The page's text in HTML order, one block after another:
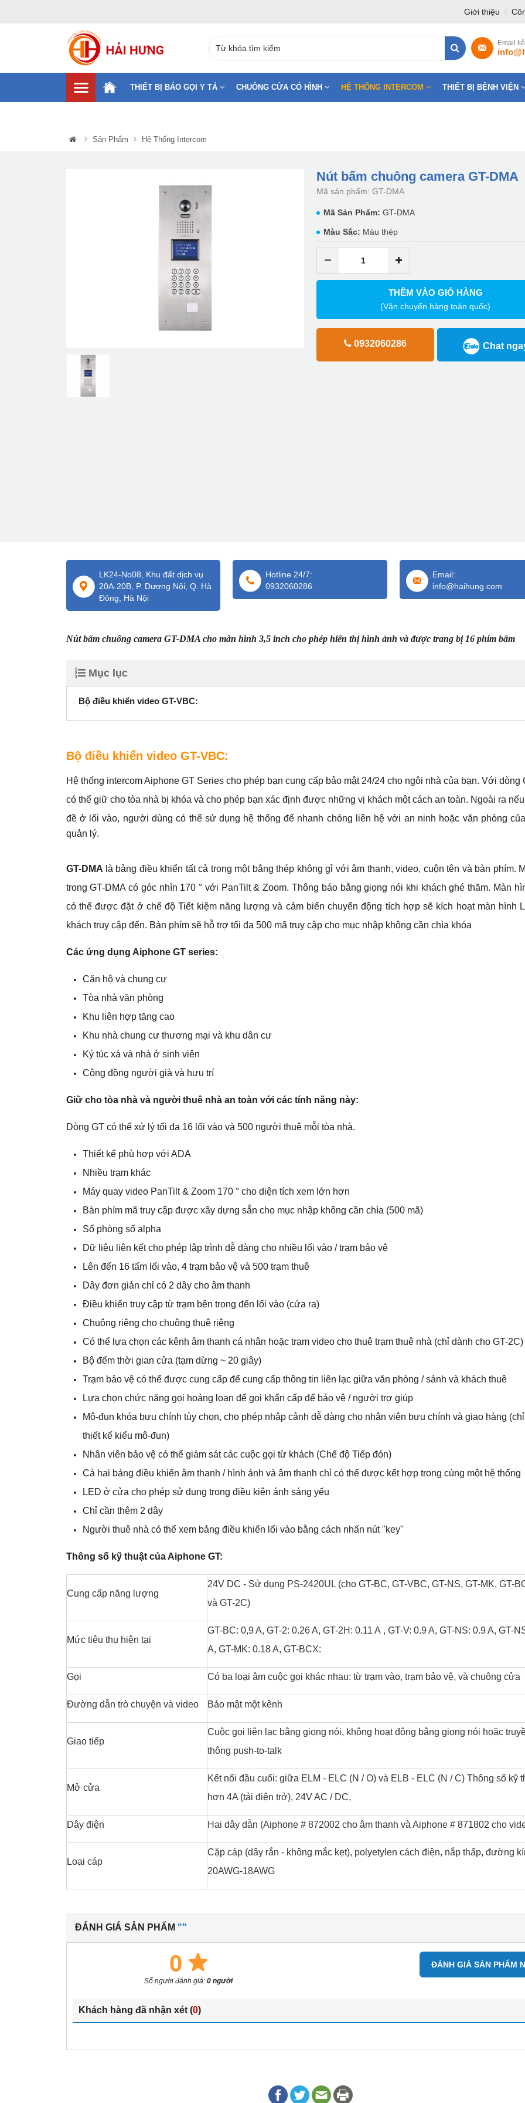
Giới thiệu
Email
THIẾT BỊ BÁO GỌI Y TÁ CHUÔNG CỬA CÓ HÌNH HỆ THỐNG INTERCOM THIẾT BỊ BỆNH VIỆN
Sản Phẩm Hệ Thống Intercom
Nút bấm chuông camera GT-DMA
Mã sản phẩm: GT-DMA
Mã Sản Phẩm: GT-DMA
Màu Sắc: Màu thép
THÊM VÀO GIỎ HÀNG
(Vận chuyển hàng toàn quốc)
0932060286 Chat
LK24-No08, Khu đất dịch vụ
20A-20B, P. Dương Nội, Q. Hà
Đông, Hà Nội
Hotline 24/7:
0932060286
Email:
info@haihung.com
Nút bấm chuông camera GT-DMA cho màn hình 3,5 inch cho phép hiển thị hình ảnh và được trang bị 16 phím bấm
Mục lục
Bộ điều khiển video GT-VBC:
Bộ điều khiển video GT-VBC:
Hệ thống intercom Aiphone GT Series cho phép bạn cung cấp bảo mật 24/24 cho ngôi nhà của bạn. Với dòng
có thể giữ cho tòa nhà bị khóa và cho phép bạn xác định được những vị khách một cách an toàn. Ngoài ra
đề ở lối vào, người dùng có thể sử dụng hệ thống để nhanh chóng liên hệ với an ninh hoặc văn phòng
quản lý.
GT-DMA là bảng điều khiển tất cả trong một bằng thép không gỉ với âm thanh, video, cuộn tên và bàn phím.
trong GT-DMA có góc nhìn 170 ° với PanTilt & Zoom. Thông báo bằng giọng nói khi khách ghé thăm. Màn
có thể được đặt ở chế độ Tiết kiệm năng lượng và cảm biến chuyển động tích hợp sẽ kích hoạt màn hình
khách truy cập đến. Bàn phím sẽ hỗ trợ tối đa 500 mã truy cập cho mục nhập không cần chìa khóa
Các ứng dụng Aiphone GT series:
Căn hộ và chung cư
Tòa nhà văn phòng
Khu liên hợp tăng cao
Khu nhà chung cư thương mại và khu dân cư
Ký túc xá và nhà ở sinh viên
Cộng đồng người già và hưu trí
Giữ cho tòa nhà và người thuê nhà an toàn với các tính năng này:
Dòng GT có thể xử lý tối đa 16 lối vào và 500 người thuê mỗi tòa nhà.
Thiết kế phù hợp với ADA
Nhiều trạm khác
Máy quay video PanTilt & Zoom 170 ° cho diện tích xem lớn hơn
Bàn phím mã truy cập được xây dựng sẵn cho mục nhập không cần chìa (500 mã)
Số phòng số alpha
Dữ liệu liên kết cho phép lập trình dễ dàng cho nhiều lối vào / trạm bảo vệ
Lên đến 16 tấm lối vào, 4 trạm bảo vệ và 500 trạm thuê
Dây đơn giản chỉ có 2 dây cho âm thanh
Điều khiển truy cập từ trạm bên trong đến lối vào (cửa ra)
Chuông riêng cho chuông thuê riêng
Có thể lựa chọn các kênh âm thanh cá nhân hoặc trạm video cho thuê trạm thuê nhà (chỉ dành cho GT-2C)
Bộ đếm thời gian cửa (tạm dừng ~ 20 giây)
Trạm bảo vệ có thể được cung cấp để cung cấp thông tin liên lạc giữa văn phòng / sảnh và khách thuê
Lựa chọn chức năng gọi hoảng loạn để gọi khẩn cấp để bảo vệ / người trợ giúp
Mô-đun khóa bưu chính tùy chọn, cho phép nhập cảnh dễ dàng cho nhân viên bưu chính và giao hàng
thiết kế kiểu mô-đun)
Nhân viên bảo vệ có thể giám sát các cuộc gọi từ khách (Chế độ Tiếp đón)
Cả hai bảng điều khiển âm thanh / hình ảnh và âm thanh chỉ có thể được kết hợp trong cùng một hệ thống
LED ở cửa cho phép sử dụng trong điều kiện ánh sáng yếu
Chỉ cần thêm 2 dây
Người thuê nhà có thể xem bảng điều khiển lối vào bằng cách nhấn nút "key"
Thông số kỹ thuật của Aiphone GT:
Cung cấp năng lượng
24V DC - Sử dụng PS-2420UL (cho GT-BC, GT-VBC, GT-NS, GT-MK, GT-
và GT-2C)
Mức tiêu thụ hiện tại
GT-BC: 0,9 A, GT-2: 0.26 A, GT-2H: 0.11 A , GT-V: 0.9 A, GT-NS: 0.9 A, GT-
A, GT-MK: 0.18 A, GT-BCX:
Gọi Có ba loại âm cuộc gọi khác nhau: từ trạm vào, trạm bảo vệ, và chuông cửa
Đường dẫn trò chuyện và video Bảo mật một kênh
Giao tiếp
Cuộc gọi liên lạc bằng giọng nói, không hoạt động bằng giọng nói hoặc
thông push-to-talk
Mở cửa
Kết nối đầu cuối: giữa ELM - ELC (N / O) và ELB - ELC (N / C) Thông số kỹ
hơn 4A (tải điện trở), 24V AC / DC,
Dây điện Hai dây dẫn (Aiphone # 872002 cho âm thanh và Aiphone # 871802 cho
Loại cáp
Cặp cáp (dây rắn - không mắc kẹt), polyetylen cách điện, nắp thấp, đường
20AWG-18AWG
ĐÁNH GIÁ SẢN PHẨM ""
0
Số người đánh giá: 0 người
ĐÁNH GIÁ SẢN PHẨM
Khách hàng đã nhận xét (0)